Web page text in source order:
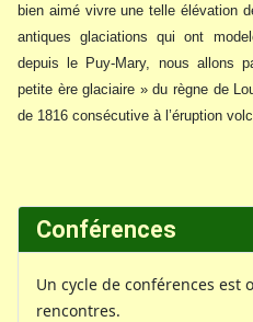
bien aimé vivre une telle élévation
antiques glaciations qui ont
depuis le Puy-Mary, nous allons
petite ère glaciaire » du règne de
de 1816 consécutive à l’éruption
Conférences
Un cycle de conférences est
rencontres.